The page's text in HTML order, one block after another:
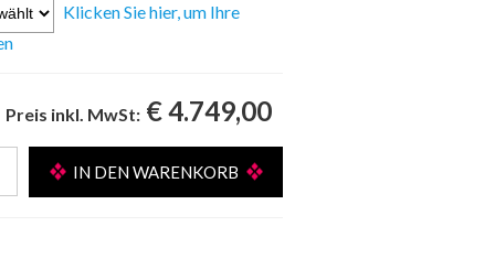
Klicken Sie hier, um Ihre
Preis inkl. MwSt: € 4.749,00